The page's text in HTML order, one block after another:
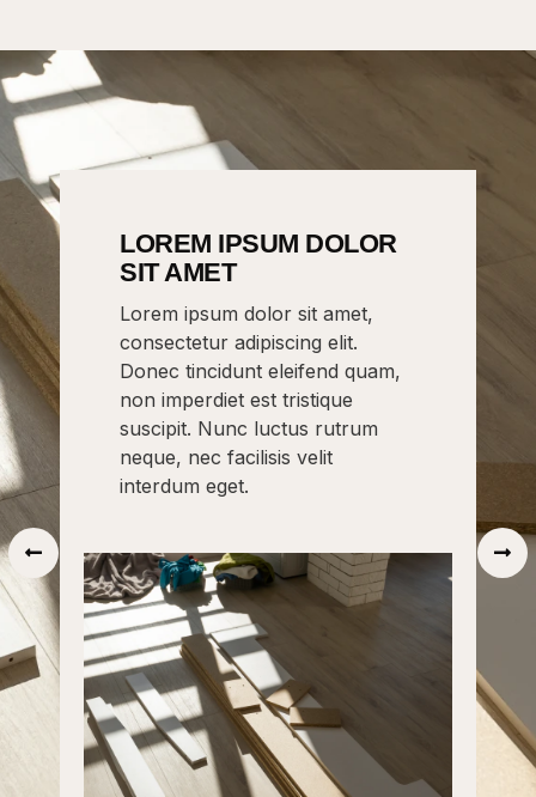
LOREM IPSUM DOLOR
SIT AMET
Lorem ipsum dolor sit amet,
consectetur adipiscing elit.
Donec tincidunt eleifend quam,
non imperdiet est tristique
suscipit. Nunc luctus rutrum
neque, nec facilisis velit
interdum eget.